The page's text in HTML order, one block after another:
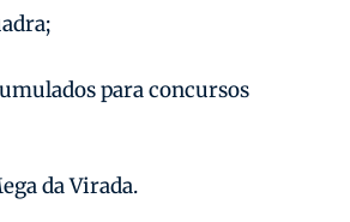
para concursos
da Virada.